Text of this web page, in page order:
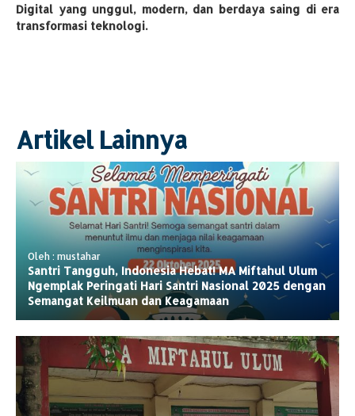
Digital yang unggul, modern, dan berdaya saing di era
transformasi teknologi.
Artikel Lainnya
Oleh : mustahar
Santri Tangguh, Indonesia Hebat! MA Miftahul Ulum
Ngemplak Peringati Hari Santri Nasional 2025 dengan
Semangat Keilmuan dan Keagamaan